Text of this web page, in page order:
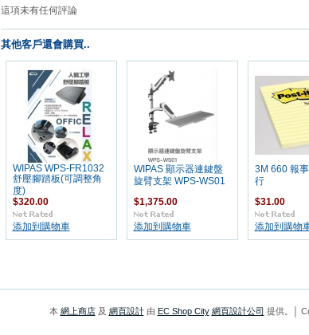
這項未有任何評論
其他客戶還會購買..
WIPAS WPS-FR1032
舒壓腳踏板(可調整角
度)
$320.00
添加到購物車
WIPAS 顯示器連鍵盤
旋臂支架 WPS-WS01
$1,375.00
添加到購物車
3M 660 報
行
$31.00
添加到購物
本 網上商店 及 網頁設計由 EC Shop City 網頁設計公司 提供。│